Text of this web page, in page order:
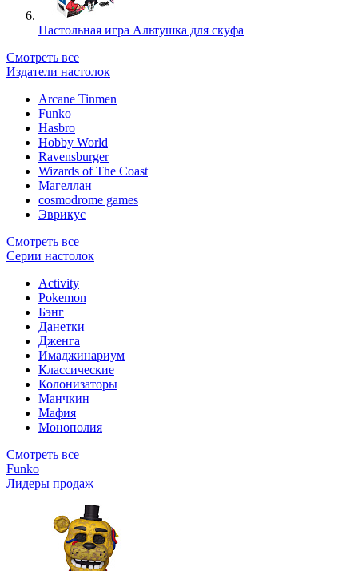
Настольная игра Альтушка для скуфа
Смотреть все
Издатели настолок
Arcane Tinmen
Funko
Hasbro
Hobby World
Ravensburger
Wizards of The Coast
Магеллан
сosmodrome games
Эврикус
Смотреть все
Серии настолок
Activity
Pokemon
Бэнг
Данетки
Дженга
Имаджинариум
Классические
Колонизаторы
Манчкин
Мафия
Монополия
Смотреть все
Funko
Лидеры продаж